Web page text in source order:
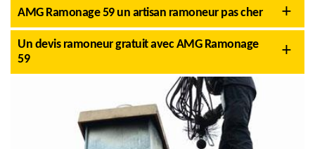
AMG Ramonage 59 un artisan ramoneur pas cher
Un devis ramoneur gratuit avec AMG Ramonage
59